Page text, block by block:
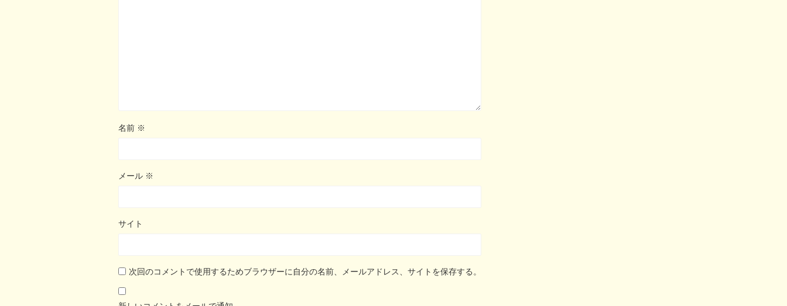
名前 ※
メール ※
サイト
次回のコメントで使用するためブラウザーに自分の名前、メールアドレス、サイトを保存する。